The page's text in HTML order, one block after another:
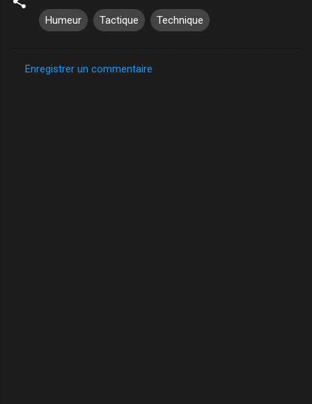
Humeur Tactique Technique
Enregistrer un commentaire